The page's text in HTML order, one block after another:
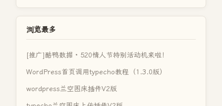
浏览最多
[推广]酷鸭数据 · 520情人节特别活动机来啦！
WordPress首页调用typecho教程（1.3.0版）
wordpress兰空图床插件V2版